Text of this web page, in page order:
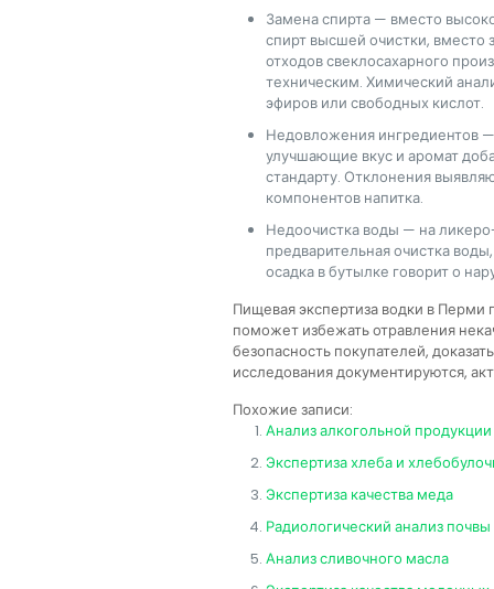
Замена спирта — вместо
спирт высшей очистки, вместо
отходов свеклосахарного
техническим. Химический
эфиров или свободных кислот.
Недовложения ингредиентов
улучшающие вкус и аромат
стандарту. Отклонения
компонентов напитка.
Недоочистка воды — на
предварительная очистка
осадка в бутылке говорит о
Пищевая экспертиза водки в Перми
поможет избежать отравления
безопасность покупателей,
исследования документируются,
Похожие записи:
Анализ алкогольной продукции
Экспертиза хлеба и
Экспертиза качества меда
Радиологический анализ почвы
Анализ сливочного масла